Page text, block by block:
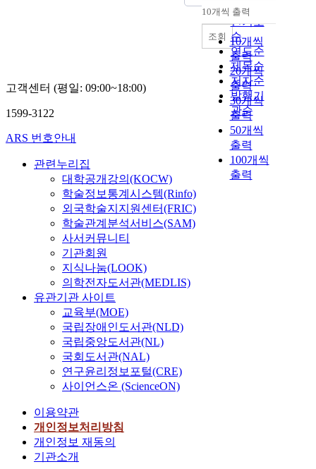
순
인기도
순
연도순
제목순
저자순
발행기
관순
내림차순
10개씩 출력
10개씩
출력
20개씩
출력
30개씩
출력
50개씩
출력
100개씩
출력
조회
고객센터 (평일: 09:00~18:00)
1599-3122
ARS 번호안내
관련누리집
대학공개강의(KOCW)
학술정보통계시스템(Rinfo)
외국학술지지원센터(FRIC)
학술관계분석서비스(SAM)
사서커뮤니티
기관회원
지식나눔(LOOK)
의학전자도서관(MEDLIS)
유관기관 사이트
교육부(MOE)
국립장애인도서관(NLD)
국립중앙도서관(NL)
국회도서관(NAL)
연구윤리정보포털(CRE)
사이언스온 (ScienceON)
이용약관
개인정보처리방침
개인정보 재동의
기관소개